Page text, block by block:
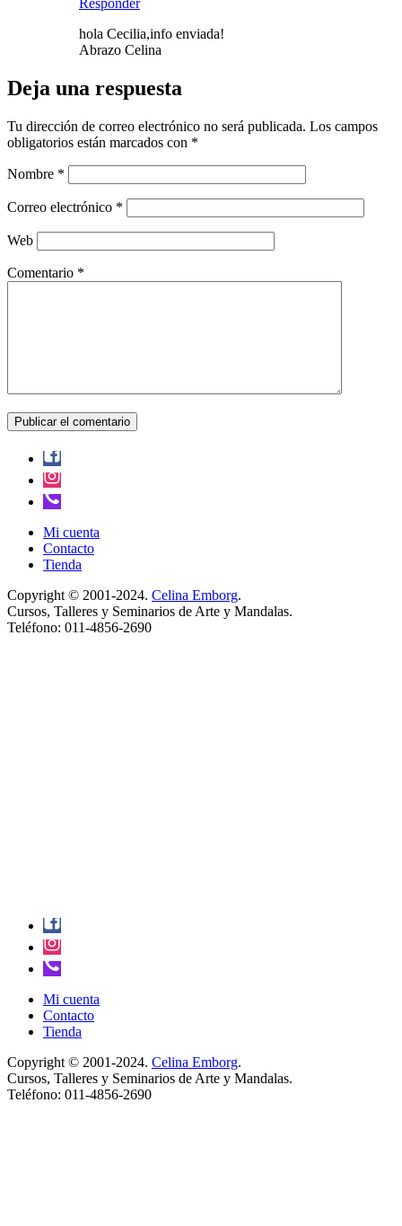
Responder
hola Cecilia,info enviada!
Abrazo Celina
Deja una respuesta
Tu dirección de correo electrónico no será publicada. Los campos
obligatorios están marcados con *
Nombre *
Correo electrónico *
Web
Comentario *
Mi cuenta
Contacto
Tienda
Copyright © 2001-2024. Celina Emborg.
Cursos, Talleres y Seminarios de Arte y Mandalas.
Teléfono: 011-4856-2690
Mi cuenta
Contacto
Tienda
Copyright © 2001-2024. Celina Emborg.
Cursos, Talleres y Seminarios de Arte y Mandalas.
Teléfono: 011-4856-2690